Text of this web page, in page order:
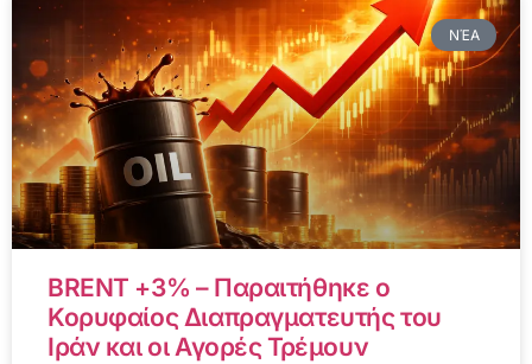
ΝΈΑ
BRENT +3% – Παραιτήθηκε ο
Κορυφαίος Διαπραγματευτής του
Ιράν και οι Αγορές Τρέμουν